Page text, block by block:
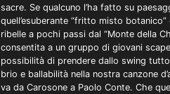
sacre. Se qualcuno l’ha fatto su
quell’esuberante “fritto misto
ribelle a pochi passi dal “Monte della
consentita a un gruppo di giovani
possibilità di prendere dallo swing
brio e ballabilità nella nostra canzone
va da Carosone a Paolo Conte. Che